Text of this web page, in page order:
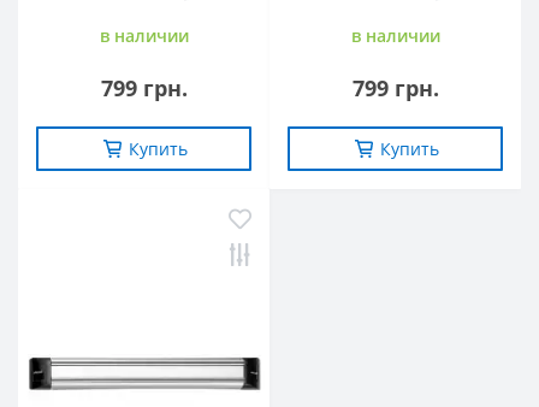
в наличии
799 грн.
Купить
в наличии
799 грн.
Купить